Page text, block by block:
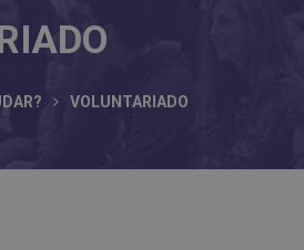
VOLUNTARIADO